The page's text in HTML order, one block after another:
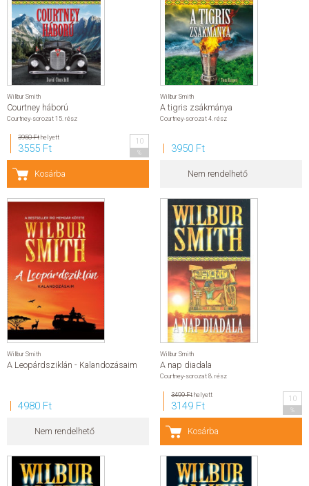
Wilbur Smith
Courtney háború
Courtney-sorozat 15. rész
3950 Fthelyett
3555 Ft
10
Kosárba
Wilbur Smith
A tigris zsákmánya
Courtney-sorozat 4. rész
3950 Ft
Nem rendelhető
Wilbur Smith
A Leopárdsziklán - Kalandozásaim
4980 Ft
Nem rendelhető
Wilbur Smith
A nap diadala
Courtney-sorozat 8. rész
3499 Fthelyett
3149 Ft
10
Kosárba